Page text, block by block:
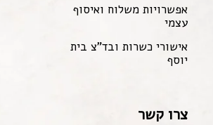
אפשרויות משלוח ואיסוף
עצמי
אישורי כשרות ובד"צ בית
יוסף
צרו קשר